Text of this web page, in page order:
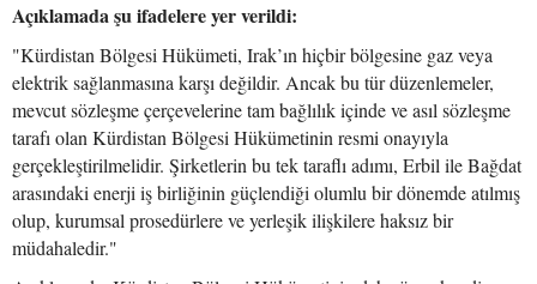
Açıklamada şu ifadelere yer verildi:
"Kürdistan Bölgesi Hükümeti, Irak’ın hiçbir bölgesine gaz veya
elektrik sağlanmasına karşı değildir. Ancak bu tür düzenlemeler,
mevcut sözleşme çerçevelerine tam bağlılık içinde ve asıl sözleşme
tarafı olan Kürdistan Bölgesi Hükümetinin resmi onayıyla
gerçekleştirilmelidir. Şirketlerin bu tek taraflı adımı, Erbil ile Bağdat
arasındaki enerji iş birliğinin güçlendiği olumlu bir dönemde atılmış
olup, kurumsal prosedürlere ve yerleşik ilişkilere haksız bir
müdahaledir."